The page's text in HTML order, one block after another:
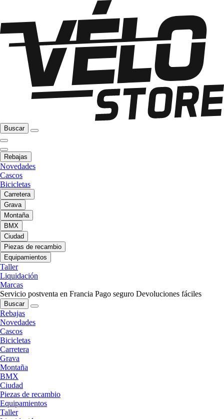
Buscar
Rebajas
Novedades
Cascos
Bicicletas
Carretera
Grava
Montaña
BMX
Ciudad
Piezas de recambio
Equipamientos
Taller
Liquidación
Marcas
Servicio postventa en Francia Pago seguro Devoluciones fáciles
Buscar
Rebajas
Novedades
Cascos
Bicicletas
Carretera
Grava
Montaña
BMX
Ciudad
Piezas de recambio
Equipamientos
Taller